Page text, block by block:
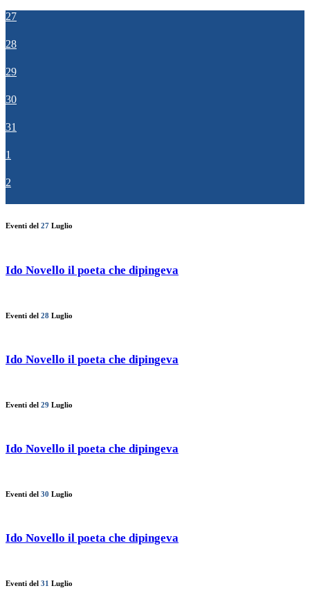
27
28
29
30
31
1
2
Eventi del 27 Luglio
Ido Novello il poeta che dipingeva
Eventi del 28 Luglio
Ido Novello il poeta che dipingeva
Eventi del 29 Luglio
Ido Novello il poeta che dipingeva
Eventi del 30 Luglio
Ido Novello il poeta che dipingeva
Eventi del 31 Luglio